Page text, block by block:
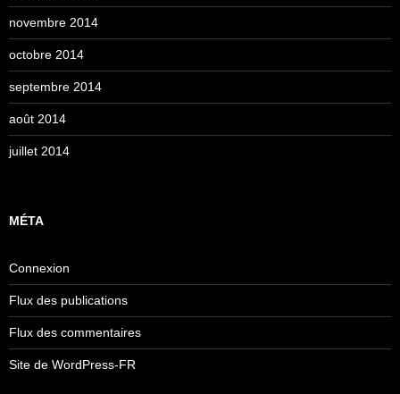
novembre 2014
octobre 2014
septembre 2014
août 2014
juillet 2014
MÉTA
Connexion
Flux des publications
Flux des commentaires
Site de WordPress-FR